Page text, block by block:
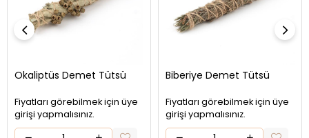
Okaliptüs Demet Tütsü
Fiyatları görebilmek için üye
girişi yapmalısınız.
Biberiye Demet Tütsü
Fiyatları görebilmek için üye
girişi yapmalısınız.